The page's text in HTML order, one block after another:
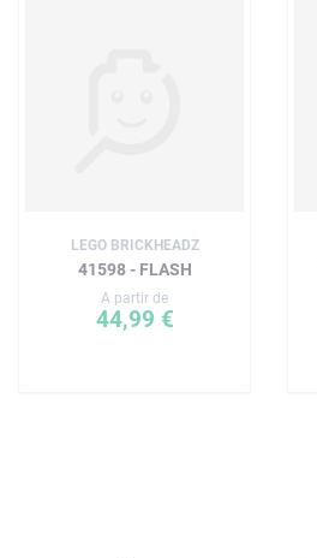
LEGO BRICKHEADZ
41598 - FLASH
A partir de
44,99 €